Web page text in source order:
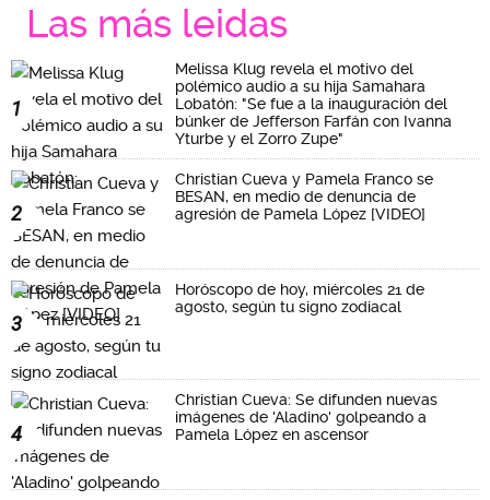
Las más leidas
1
Melissa Klug revela el motivo del
polémico audio a su hija Samahara
Lobatón: "Se fue a la inauguración del
búnker de Jefferson Farfán con Ivanna
Yturbe y el Zorro Zupe"
2
Christian Cueva y Pamela Franco se
BESAN, en medio de denuncia de
agresión de Pamela López [VIDEO]
3
Horóscopo de hoy, miércoles 21 de
agosto, según tu signo zodiacal
4
Christian Cueva: Se difunden nuevas
imágenes de 'Aladino' golpeando a
Pamela López en ascensor